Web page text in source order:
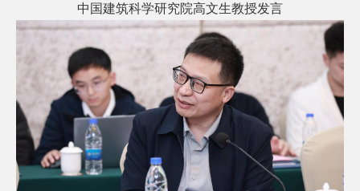
中国建筑科学研究院高文生教授发言